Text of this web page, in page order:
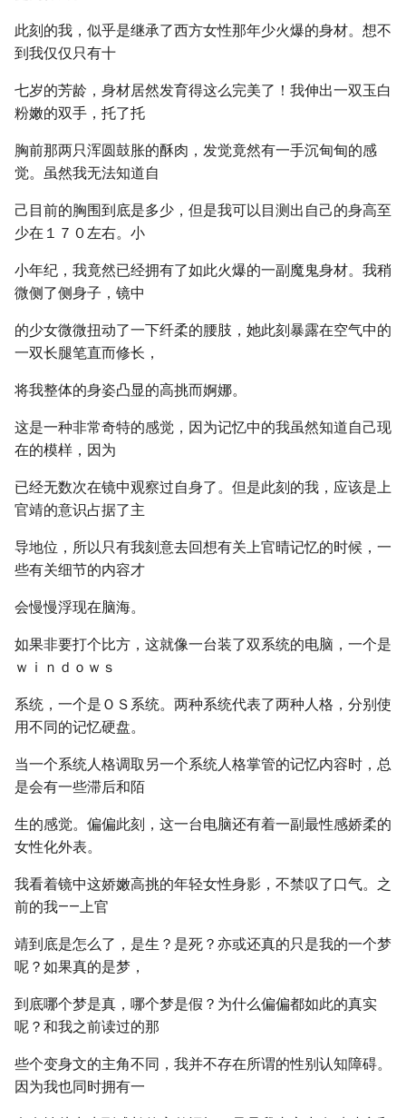
此刻的我，似乎是继承了西方女性那年少火爆的身材。想不
到我仅仅只有十
七岁的芳龄，身材居然发育得这么完美了！我伸出一双玉白
粉嫩的双手，托了托
胸前那两只浑圆鼓胀的酥肉，发觉竟然有一手沉甸甸的感
觉。虽然我无法知道自
己目前的胸围到底是多少，但是我可以目测出自己的身高至
少在１７０左右。小
小年纪，我竟然已经拥有了如此火爆的一副魔鬼身材。我稍
微侧了侧身子，镜中
的少女微微扭动了一下纤柔的腰肢，她此刻暴露在空气中的
一双长腿笔直而修长，
将我整体的身姿凸显的高挑而婀娜。
这是一种非常奇特的感觉，因为记忆中的我虽然知道自己现
在的模样，因为
已经无数次在镜中观察过自身了。但是此刻的我，应该是上
官靖的意识占据了主
导地位，所以只有我刻意去回想有关上官晴记忆的时候，一
些有关细节的内容才
会慢慢浮现在脑海。
如果非要打个比方，这就像一台装了双系统的电脑，一个是
ｗｉｎｄｏｗｓ
系统，一个是ＯＳ系统。两种系统代表了两种人格，分别使
用不同的记忆硬盘。
当一个系统人格调取另一个系统人格掌管的记忆内容时，总
是会有一些滞后和陌
生的感觉。偏偏此刻，这一台电脑还有着一副最性感娇柔的
女性化外表。
我看着镜中这娇嫩高挑的年轻女性身影，不禁叹了口气。之
前的我——上官
靖到底是怎么了，是生？是死？亦或还真的只是我的一个梦
呢？如果真的是梦，
到底哪个梦是真，哪个梦是假？为什么偏偏都如此的真实
呢？和我之前读过的那
些个变身文的主角不同，我并不存在所谓的性别认知障碍。
因为我也同时拥有一